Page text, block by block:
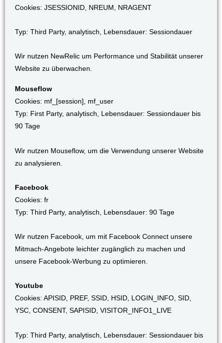
Cookies: JSESSIONID, NREUM, NRAGENT
Typ: Third Party, analytisch, Lebensdauer: Sessiondauer
Wir nutzen NewRelic um Performance und Stabilität unserer
Website zu überwachen.
Mouseflow
Cookies: mf_[session], mf_user
Typ: First Party, analytisch, Lebensdauer: Sessiondauer bis
90 Tage
Wir nutzen Mouseflow, um die Verwendung unserer Website
zu analysieren.
Facebook
Cookies: fr
Typ: Third Party, analytisch, Lebensdauer: 90 Tage
Wir nutzen Facebook, um mit Facebook Connect unsere
Mitmach-Angebote leichter zugänglich zu machen und
unsere Facebook-Werbung zu optimieren.
Youtube
Cookies: APISID, PREF, SSID, HSID, LOGIN_INFO, SID,
YSC, CONSENT, SAPISID, VISITOR_INFO1_LIVE
Typ: Third Party, analytisch, Lebensdauer: Sessiondauer bis